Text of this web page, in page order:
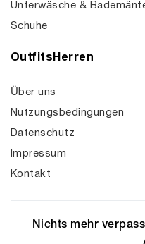
Unterwäsche &
Schuhe
OutfitsHerren
Über uns
Nutzungsbedingungen
Datenschutz
Impressum
Kontakt
Nichts mehr